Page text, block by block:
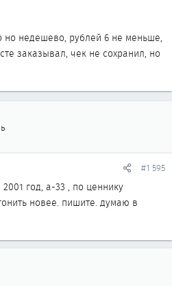
недешево, рублей 6 не меньше,
заказывал, чек не сохранил, но
#1 595
год, а-33 , по ценнику
новее. пишите. думаю в